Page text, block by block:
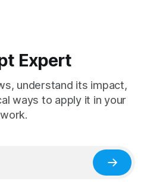
Expert
understand its impact,
ways to apply it in your
work.